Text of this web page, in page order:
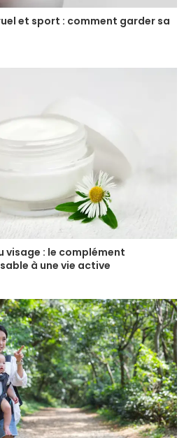
et sport : comment garder sa
visage : le complément
à une vie active